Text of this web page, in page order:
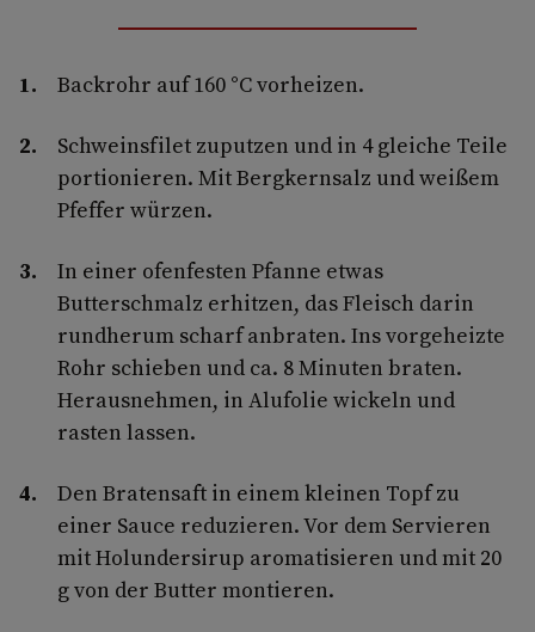
Backrohr auf 160 °C vorheizen.
Schweinsfilet zuputzen und in 4 gleiche Teile
portionieren. Mit Bergkernsalz und weißem
Pfeffer würzen.
In einer ofenfesten Pfanne etwas
Butterschmalz erhitzen, das Fleisch darin
rundherum scharf anbraten. Ins vorgeheizte
Rohr schieben und ca. 8 Minuten braten.
Herausnehmen, in Alufolie wickeln und
rasten lassen.
Den Bratensaft in einem kleinen Topf zu
einer Sauce reduzieren. Vor dem Servieren
mit Holundersirup aromatisieren und mit 20
g von der Butter montieren.